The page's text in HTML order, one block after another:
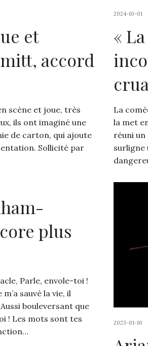
et
accord
scène et joue, très
ils ont imaginé une
de carton, qui ajoute
Sollicité par
2024-10-01
«
La
la met
réuni un
surligne
plus
Parle, envole-toi !
sauvé la vie, il
bouleversant que
! Les mots sont tes
2023-01-16